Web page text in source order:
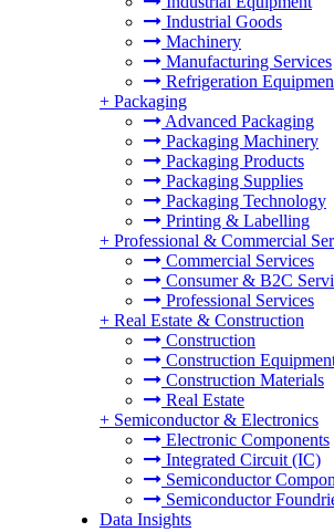
Industrial Goods
Machinery
Manufacturing Services
Refrigeration
+ Packaging
Advanced Packaging
Packaging Machinery
Packaging Products
Packaging Supplies
Packaging Technology
Printing & Labelling
+ Professional & Commercial
Commercial Services
Consumer & B2C
Professional Services
+ Real Estate & Construction
Construction
Construction
Construction Materials
Real Estate
+ Semiconductor & Electronics
Electronic Components
Integrated Circuit (IC)
Semiconductor
Semiconductor
Data Insights